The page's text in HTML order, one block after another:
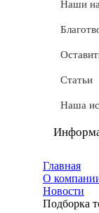
Доставка
Обмен и
Частые
Наши
Статьи
Наша
Мы
Главная
О
Новости
Подборка